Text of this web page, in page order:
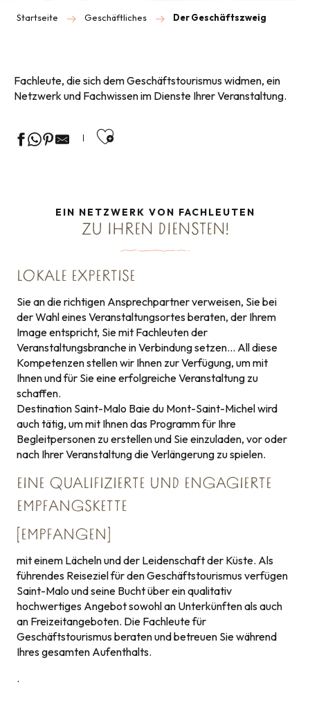
Startseite Geschäftliches Der Geschäftszweig
Fachleute, die sich dem Geschäftstourismus widmen, ein
Netzwerk und Fachwissen im Dienste Ihrer Veranstaltung.
Ajouter aux favoris
EIN NETZWERK VON FACHLEUTEN
ZU IHREN DIENSTEN!
LOKALE EXPERTISE
Sie an die richtigen Ansprechpartner verweisen, Sie bei
der Wahl eines Veranstaltungsortes beraten, der Ihrem
Image entspricht, Sie mit Fachleuten der
Veranstaltungsbranche in Verbindung setzen… All diese
Kompetenzen stellen wir Ihnen zur Verfügung, um mit
Ihnen und für Sie eine erfolgreiche Veranstaltung zu
schaffen.
Destination Saint-Malo Baie du Mont-Saint-Michel wird
auch tätig, um mit Ihnen das Programm für Ihre
Begleitpersonen zu erstellen und Sie einzuladen, vor oder
nach Ihrer Veranstaltung die Verlängerung zu spielen.
EINE QUALIFIZIERTE UND ENGAGIERTE
EMPFANGSKETTE
[EMPFANGEN]
mit einem Lächeln und der Leidenschaft der Küste. Als
führendes Reiseziel für den Geschäftstourismus verfügen
Saint-Malo und seine Bucht über ein qualitativ
hochwertiges Angebot sowohl an Unterkünften als auch
an Freizeitangeboten. Die Fachleute für
Geschäftstourismus beraten und betreuen Sie während
Ihres gesamten Aufenthalts.
.